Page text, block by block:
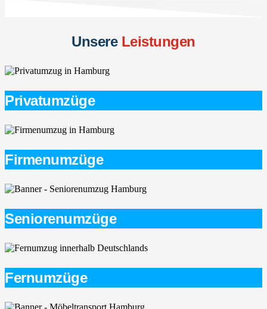
UnsereLeistungen
Privatumzüge
Firmenumzüge
Seniorenumzüge
Fernumzüge